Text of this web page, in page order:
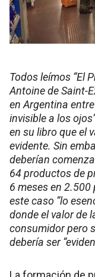
Todos leímos “El
Antoine de Saint-
en Argentina
invisible a los
en su libro que el
evidente. Sin
deberían
64 productos de
6 meses en 2.500
este caso “lo
donde el valor de
consumidor pero
debería ser